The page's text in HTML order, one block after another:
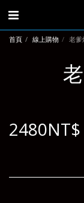
首頁 線上購物 老爹
2480NT$